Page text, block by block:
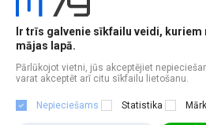
1 2 3 4 5 6
Popularitātes Rādīt 12
Ir trīs galvenie sīkfailu veidi,
mājas lapā.
Pārlūkojot vietni, jūs akceptējiet
varat akceptēt arī citu sīkfailu lietošanu.
Nepieciešams Statistika